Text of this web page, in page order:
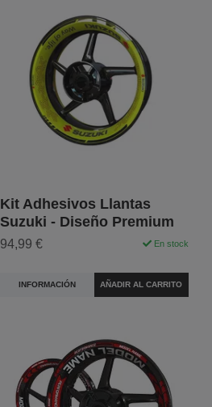
Kit Adhesivos Llantas
Suzuki - Diseño Premium
94,99 € En stock
INFORMACIÓN AÑADIR AL CARRITO